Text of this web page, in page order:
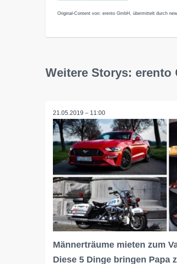
Original-Content von: erento GmbH, übermittelt durch
Weitere Storys: erento
21.05.2019 – 11:00
Männerträume mieten zum
Diese 5 Dinge bringen Papa